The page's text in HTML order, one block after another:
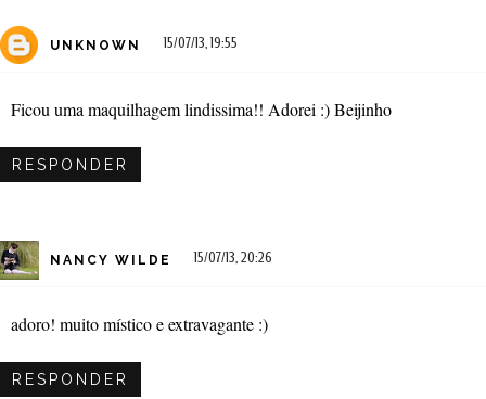
UNKNOWN 15/07/13, 19:55
Ficou uma maquilhagem lindissima!! Adorei :) Beijinho
RESPONDER
NANCY WILDE 15/07/13, 20:26
adoro! muito místico e extravagante :)
RESPONDER